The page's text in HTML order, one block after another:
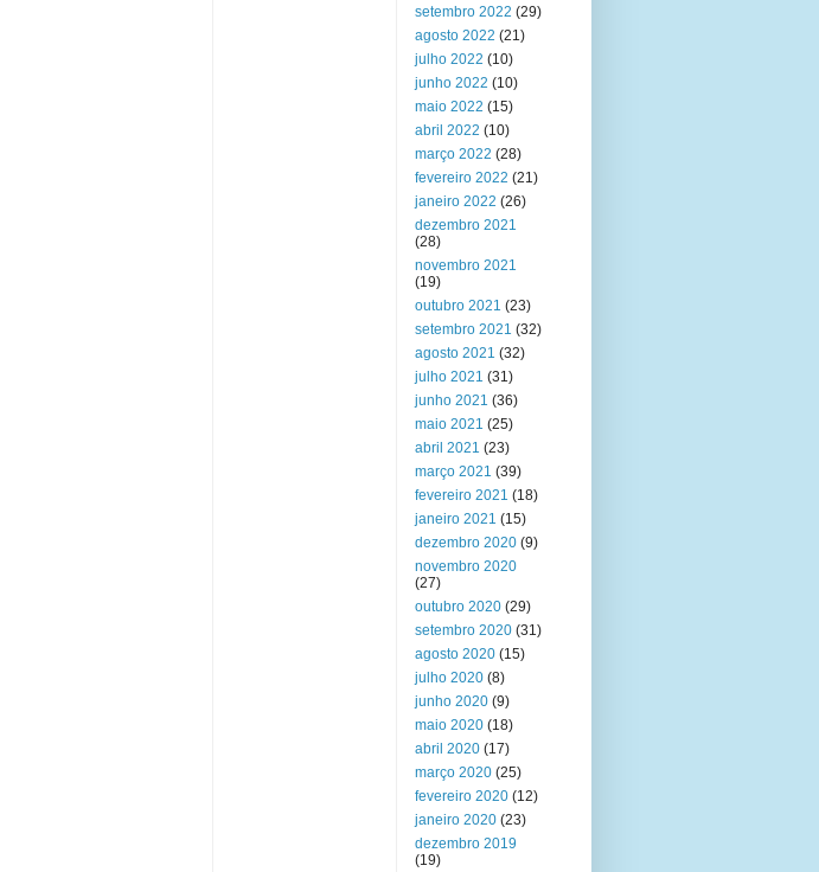
setembro 2022 (29)
agosto 2022 (21)
julho 2022 (10)
junho 2022 (10)
maio 2022 (15)
abril 2022 (10)
março 2022 (28)
fevereiro 2022 (21)
janeiro 2022 (26)
dezembro 2021
(28)
novembro 2021
(19)
outubro 2021 (23)
setembro 2021 (32)
agosto 2021 (32)
julho 2021 (31)
junho 2021 (36)
maio 2021 (25)
abril 2021 (23)
março 2021 (39)
fevereiro 2021 (18)
janeiro 2021 (15)
dezembro 2020 (9)
novembro 2020
(27)
outubro 2020 (29)
setembro 2020 (31)
agosto 2020 (15)
julho 2020 (8)
junho 2020 (9)
maio 2020 (18)
abril 2020 (17)
março 2020 (25)
fevereiro 2020 (12)
janeiro 2020 (23)
dezembro 2019
(19)